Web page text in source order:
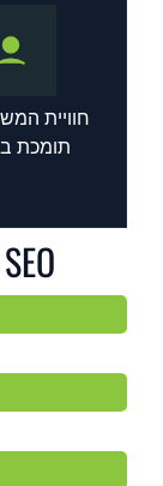
חוויית
תומכת
SEO מצליח כשיש רצף: